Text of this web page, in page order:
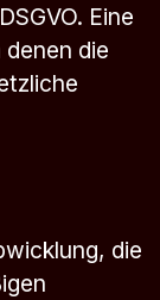
Eine
die
die